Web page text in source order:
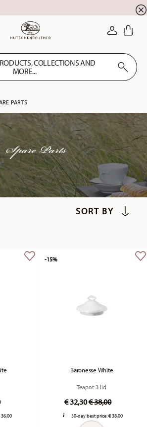
Get EXTRA 5% OFF and
LOGIN
COLLECTIONS AND
MORE...
PARTS
Spare Parts
from
to
36,00
Baronesse White
Teapot 3 lid
€ 32,30Price reduced
€ 38,00to
30-day best price:€ 38,00
-15%